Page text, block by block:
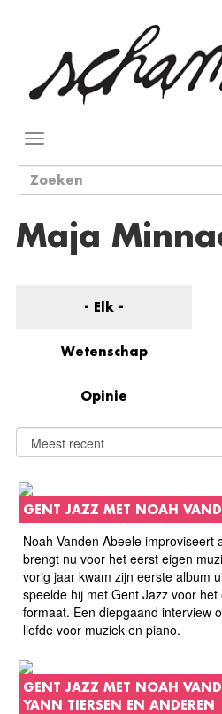
inhoud
Navigatie
Zoekveld
Maja
- Elk -
Wetenschap
Opinie
GENT JAZZ MET NOAH
Noah Vanden Abeele improviseert
brengt nu voor het eerst eigen
vorig jaar kwam zijn eerste album
speelde hij met Gent Jazz voor
formaat. Een diepgaand interview
liefde voor muziek en piano.
GENT JAZZ MET NOAH
YANN TIERSEN EN ANDEREN